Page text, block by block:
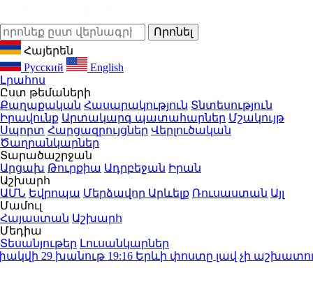
Հայերեն
Русский
English
Լրահոս
Ըստ թեմաների
Քաղաքական Հասարակություն Տնտեսություն
Իրավունք Արտակարգ պատահարներ Մշակույթ
Սպորտ Հարցազրույցներ Վերլուծական
Ծաղրանկարներ
Տարածաշրջան
Արցախ Թուրքիա Ադրբեջան Իրան
Աշխարհ
ԱՄՆ Եվրոպա Մերձավոր Արևելք Ռուսաստան Այլ
Մամուլ
Հայաստան Աշխարհ
Մեդիա
Տեսանյութեր Լուսանկարներ
29 խանութ19:16Երևի փոստը լավ չի աշխատում․